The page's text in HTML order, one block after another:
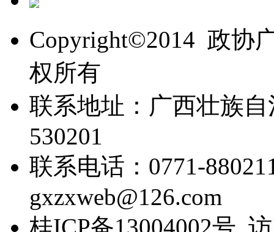
Copyright©2014 政协
权所有
联系地址：广西壮族
530201
联系电话：0771-
gxzxweb@126.com